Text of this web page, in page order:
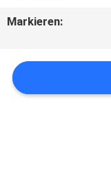
BITTE
Markieren: